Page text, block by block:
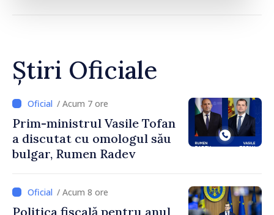
Știri Oficiale
/ Acum 7 ore
Prim-ministrul Vasile Tofan
a discutat cu omologul său
bulgar, Rumen Radev
/ Acum 8 ore
Politica fiscală pentru anul